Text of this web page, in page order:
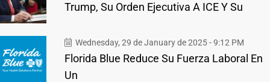
Trump, Su Orden Ejecutiva A ICE Y Su
Wednesday, 29 de January de 2025 - 9:12 PM
Florida Blue Reduce Su Fuerza Laboral En
Un